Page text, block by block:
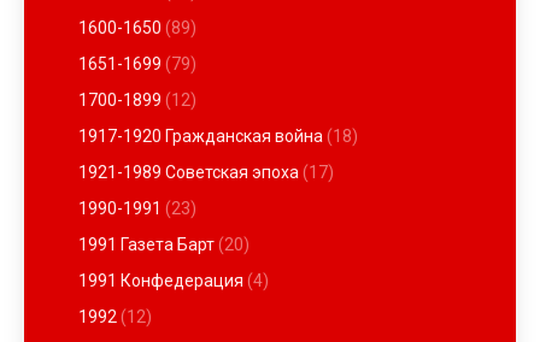
1600-1650 (89)
1651-1699 (79)
1700-1899 (12)
1917-1920 Гражданская война (18)
1921-1989 Советская эпоха (17)
1990-1991 (23)
1991 Газета Барт(20)
1991 Конфедерация (4)
1992 (12)